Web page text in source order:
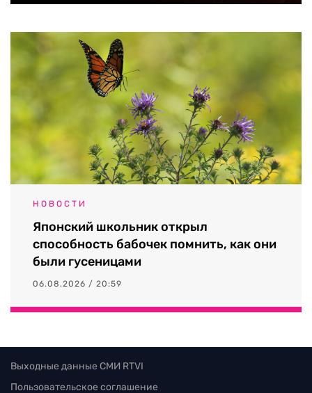
НОВОСТИ
Японский школьник открыл
способность бабочек помнить, как они
были гусеницами
06.08.2026 / 20:59
Выходные данные СМИ RTVI
Пользовательское соглашение